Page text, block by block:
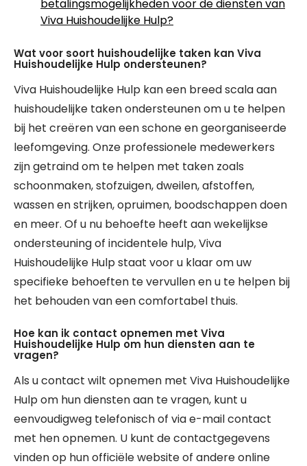
betalingsmogelijkheden voor de diensten van
Viva Huishoudelijke Hulp?
Wat voor soort huishoudelijke taken kan Viva
Huishoudelijke Hulp ondersteunen?
Viva Huishoudelijke Hulp kan een breed scala aan
huishoudelijke taken ondersteunen om u te helpen
bij het creëren van een schone en georganiseerde
leefomgeving. Onze professionele medewerkers
zijn getraind om te helpen met taken zoals
schoonmaken, stofzuigen, dweilen, afstoffen,
wassen en strijken, opruimen, boodschappen doen
en meer. Of u nu behoefte heeft aan wekelijkse
ondersteuning of incidentele hulp, Viva
Huishoudelijke Hulp staat voor u klaar om uw
specifieke behoeften te vervullen en u te helpen bij
het behouden van een comfortabel thuis.
Hoe kan ik contact opnemen met Viva
Huishoudelijke Hulp om hun diensten aan te
vragen?
Als u contact wilt opnemen met Viva Huishoudelijke
Hulp om hun diensten aan te vragen, kunt u
eenvoudigweg telefonisch of via e-mail contact
met hen opnemen. U kunt de contactgegevens
vinden op hun officiële website of andere online